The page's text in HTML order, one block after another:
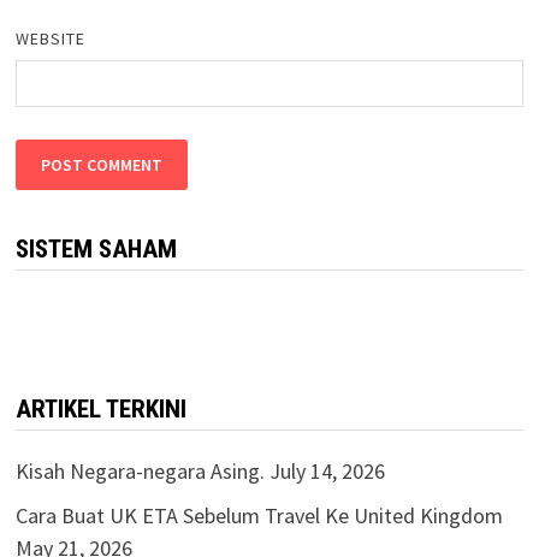
WEBSITE
SISTEM SAHAM
ARTIKEL TERKINI
Kisah Negara-negara Asing. July 14, 2026
Cara Buat UK ETA Sebelum Travel Ke United Kingdom
May 21, 2026